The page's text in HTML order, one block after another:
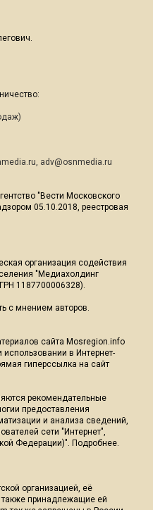
, adv@osnmedia.ru
"Вести Московского
05.10.2018, реестровая
организация содействия
"Медиахолдинг
1187700006328).
с мнением авторов.
сайта Mosregion.info
в Интернет-
гиперссылка на сайт
рекомендательные
предоставления
и анализа сведений,
сети "Интернет",
Федерации)". Подробнее.
организацией, её
также принадлежащие ей